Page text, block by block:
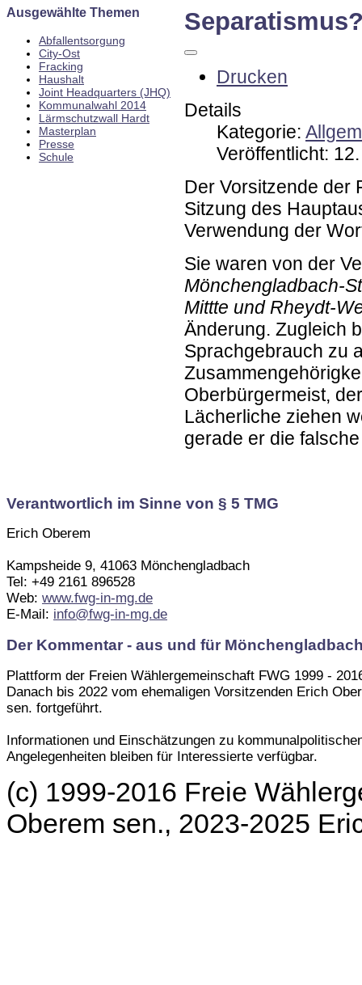
Ausgewählte Themen
Abfallentsorgung
City-Ost
Fracking
Haushalt
Joint Headquarters (JHQ)
Kommunalwahl 2014
Lärmschutzwall Hardt
Masterplan
Presse
Schule
Drucken
Details
Kategorie:
Veröffentlicht:
Der Vorsitzende der
Sitzung des
Verwendung der
Sie waren von der
Mönchengladbach-
Mittte und Rheydt-
Änderung. Zugleich
Sprachgebrauch zu
Oberbürgermeist,
Lächerliche ziehen
gerade er die
Verantwortlich im Sinne von § 5 TMG
Erich Oberem
Kampsheide 9, 41063 Mönchengladbach
Tel: +49 2161 896528
Web: www.fwg-in-mg.de
E-Mail: info@fwg-in-mg.de
Der Kommentar - aus und für
Plattform der Freien Wählergemeinschaft FWG 1999 -
Danach bis 2022 vom ehemaligen Vorsitzenden Erich
sen. fortgeführt.
Informationen und Einschätzungen zu
Angelegenheiten bleiben für Interessierte verfügbar.
(c) 1999-2016 Freie
Oberem sen., 2023-2025